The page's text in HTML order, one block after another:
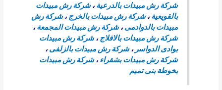
شركة رش مبيدات بالدرعية،شركة رش مبيدات
بالقويعية،شركة رش مبيدات بالخرج،شركة رش
مبيدات بالدوادمى،شركة رش مبيدات المجمعة،
شركة رش مبيدات بالافلاج،شركة رش مبيدات
بوادى الدواسر ،شركة رش مبيدات بالزلفى،
شركة رش مبيدات بشقراء،شركة رش مبيدات
بخوطة بنى تميم